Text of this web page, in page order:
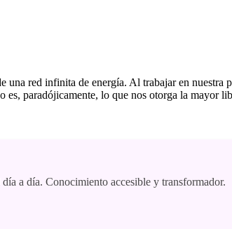
una red infinita de energía. Al trabajar en
paradójicamente, lo que nos otorga la mayor
a día. Conocimiento accesible y transformador.